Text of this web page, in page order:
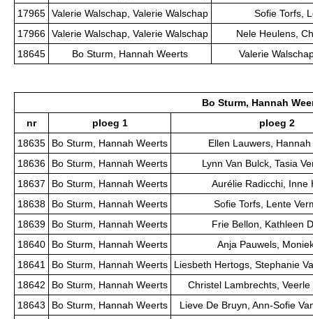
17965 Valerie Walschap, Valerie Walschap
Sofie Torfs,
17966 Valerie Walschap, Valerie Walschap
Nele Heulens,
18645
Bo Sturm, Hannah Weerts Valerie
Bo Sturm, Hannah
nr
ploeg 1
ploeg 2
18635
Bo Sturm, Hannah Weerts
Ellen Lauwers,
18636
Bo Sturm, Hannah Weerts
Lynn Van Bulck, Tasia
18637
Bo Sturm, Hannah Weerts
Aurélie Radicchi, Inne
18638
Bo Sturm, Hannah Weerts
Sofie Torfs, Lente
18639
Bo Sturm, Hannah Weerts
Frie Bellon, Kathleen
18640
Bo Sturm, Hannah Weerts
Anja Pauwels,
18641
Bo Sturm, Hannah Weerts
Liesbeth Hertogs, Stephanie
18642
Bo Sturm, Hannah Weerts
Christel Lambrechts,
18643
Bo Sturm, Hannah Weerts
Lieve De Bruyn, Ann-Sofie